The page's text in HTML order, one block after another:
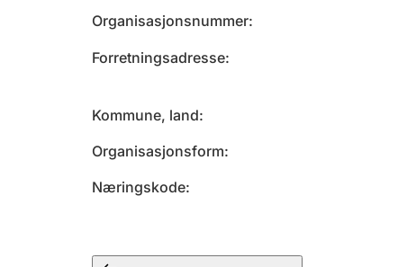
Organisasjonsnummer
Forretningsadresse
Kommune, land
Organisasjonsform
Næringskode